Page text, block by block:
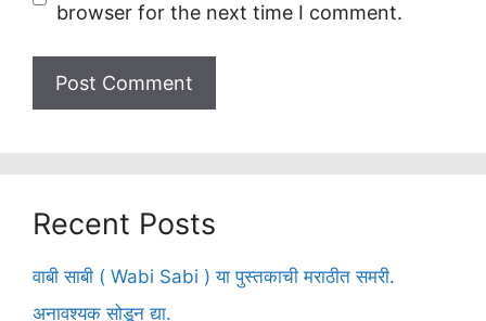
browser for the next time I comment.
Recent Posts
वाबी साबी ( Wabi Sabi ) या पुस्तकाची मराठीत समरी.
अनावश्यक सोडून द्या.